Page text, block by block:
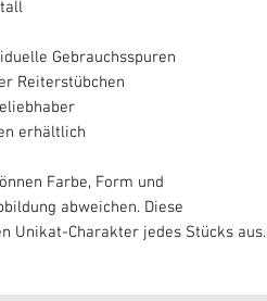
Gebrauchsspuren
Reiterstübchen
erhältlich
Farbe, Form und
abweichen. Diese
Unikat-Charakter jedes Stücks aus.